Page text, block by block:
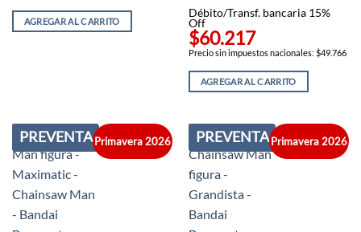
AGREGAR AL CARRITO
Débito/Transf. bancaria 15%
Off
$60.217
Precio sin impuestos nacionales: $49.766
AGREGAR AL CARRITO
PREVENTA Primavera 2026 PREVENTA Primavera 2026